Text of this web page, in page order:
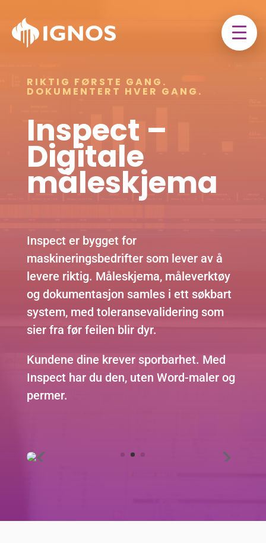
RIKTIG FØRSTE GANG.
DOKUMENTERT HVER GANG.
Inspect –
Digitale
måleskjema
Inspect er bygget for
maskineringsbedrifter som lever av å
levere riktig. Måleskjema, måleverktøy
og dokumentasjon samles i ett søkbart
system, med toleransevalidering som
sier fra før feilen blir dyr.
Kundene dine krever sporbarhet. Med
Inspect har du den, uten Word-maler og
permer.